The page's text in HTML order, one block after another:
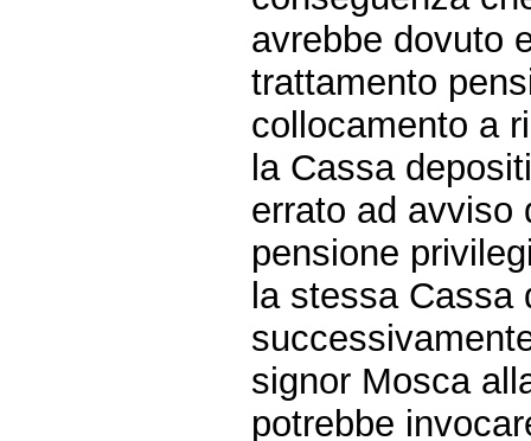
avrebbe dovuto
trattamento
collocamento a
la Cassa
errato ad avviso
pensione
la stessa Cassa
signor Mosca
potrebbe